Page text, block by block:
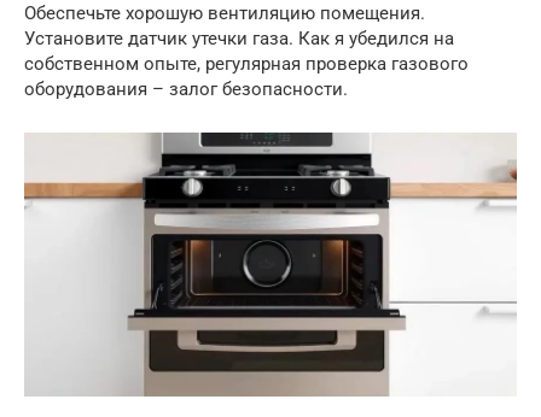
Обеспечьте хорошую вентиляцию помещения.
Установите датчик утечки газа. Как я убедился на
собственном опыте, регулярная проверка газового
оборудования – залог безопасности.